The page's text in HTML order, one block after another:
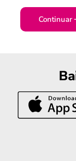
Continuar